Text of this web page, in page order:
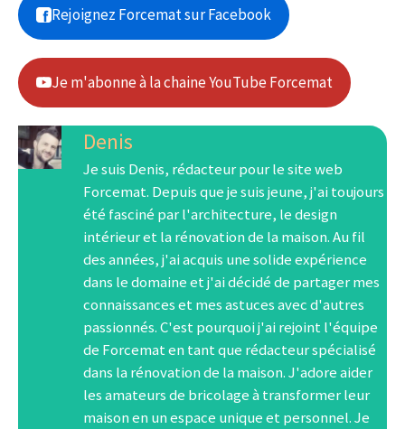
Rejoignez Forcemat sur Facebook
Je m'abonne à la chaine YouTube Forcemat
Denis
Je suis Denis, rédacteur pour le site web
Forcemat. Depuis que je suis jeune, j'ai toujours
été fasciné par l'architecture, le design
intérieur et la rénovation de la maison. Au fil
des années, j'ai acquis une solide expérience
dans le domaine et j'ai décidé de partager mes
connaissances et mes astuces avec d'autres
passionnés. C'est pourquoi j'ai rejoint l'équipe
de Forcemat en tant que rédacteur spécialisé
dans la rénovation de la maison. J'adore aider
les amateurs de bricolage à transformer leur
maison en un espace unique et personnel. Je